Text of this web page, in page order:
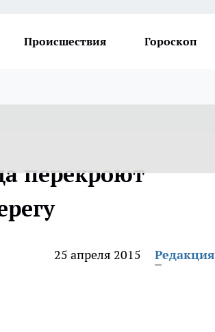
Происшествия Гороскоп
перекроют
25 апреля 2015
Редакция